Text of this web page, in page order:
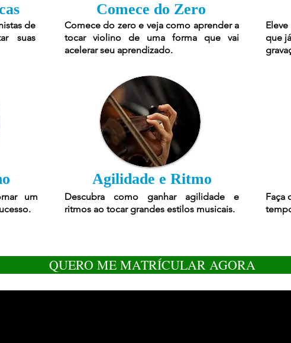
de
suas
um
Comece do Zero
Comece do zero e veja como aprender a
tocar violino de uma forma que vai
acelerar seu aprendizado.
Agilidade e Ritmo
Descubra como ganhar agilidade e
ritmos ao tocar grandes estilos musicais.
que
Faça
QUERO ME MATRÍCULAR AGORA